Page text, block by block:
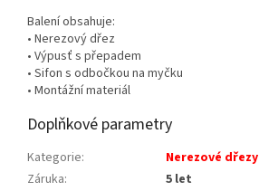
Balení obsahuje:
• Nerezový dřez
• Výpusť s přepadem
• Sifon s odbočkou na myčku
• Montážní materiál
Doplňkové parametry
Kategorie:
Nerezové dřezy
Záruka:
5 let